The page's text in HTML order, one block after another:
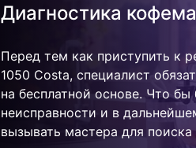
Диагностика
Перед тем как приступить к
1050 Costa, специалист
на бесплатной основе. Что
неисправности и в
вызывать мастера для